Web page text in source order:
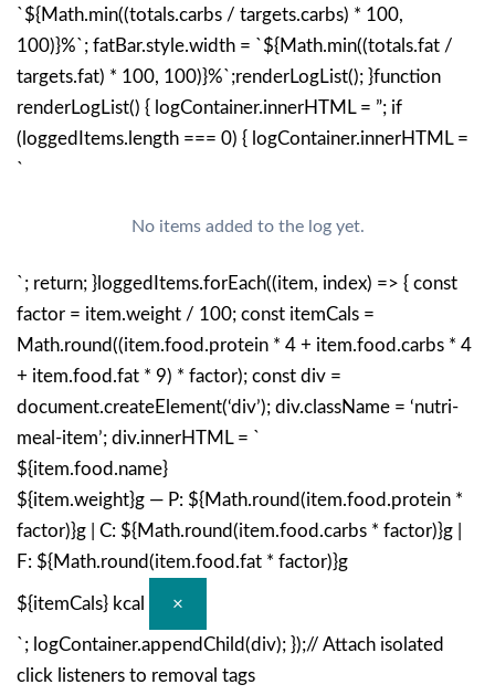
`${Math.min((totals.carbs / targets.carbs) * 100,
100)}%`; fatBar.style.width = `${Math.min((totals.fat /
targets.fat) * 100, 100)}%`;renderLogList(); }function
renderLogList() { logContainer.innerHTML = ”; if
(loggedItems.length === 0) { logContainer.innerHTML =
`
No items added to the log yet.
`; return; }loggedItems.forEach((item, index) => { const
factor = item.weight / 100; const itemCals =
Math.round((item.food.protein * 4 + item.food.carbs * 4
+ item.food.fat * 9) * factor); const div =
document.createElement(‘div’); div.className = ‘nutri-
meal-item’; div.innerHTML = `
${item.food.name}
${item.weight}g — P: ${Math.round(item.food.protein *
factor)}g | C: ${Math.round(item.food.carbs * factor)}g |
F: ${Math.round(item.food.fat * factor)}g
${itemCals} kcal ×
`; logContainer.appendChild(div); });// Attach isolated
click listeners to removal tags